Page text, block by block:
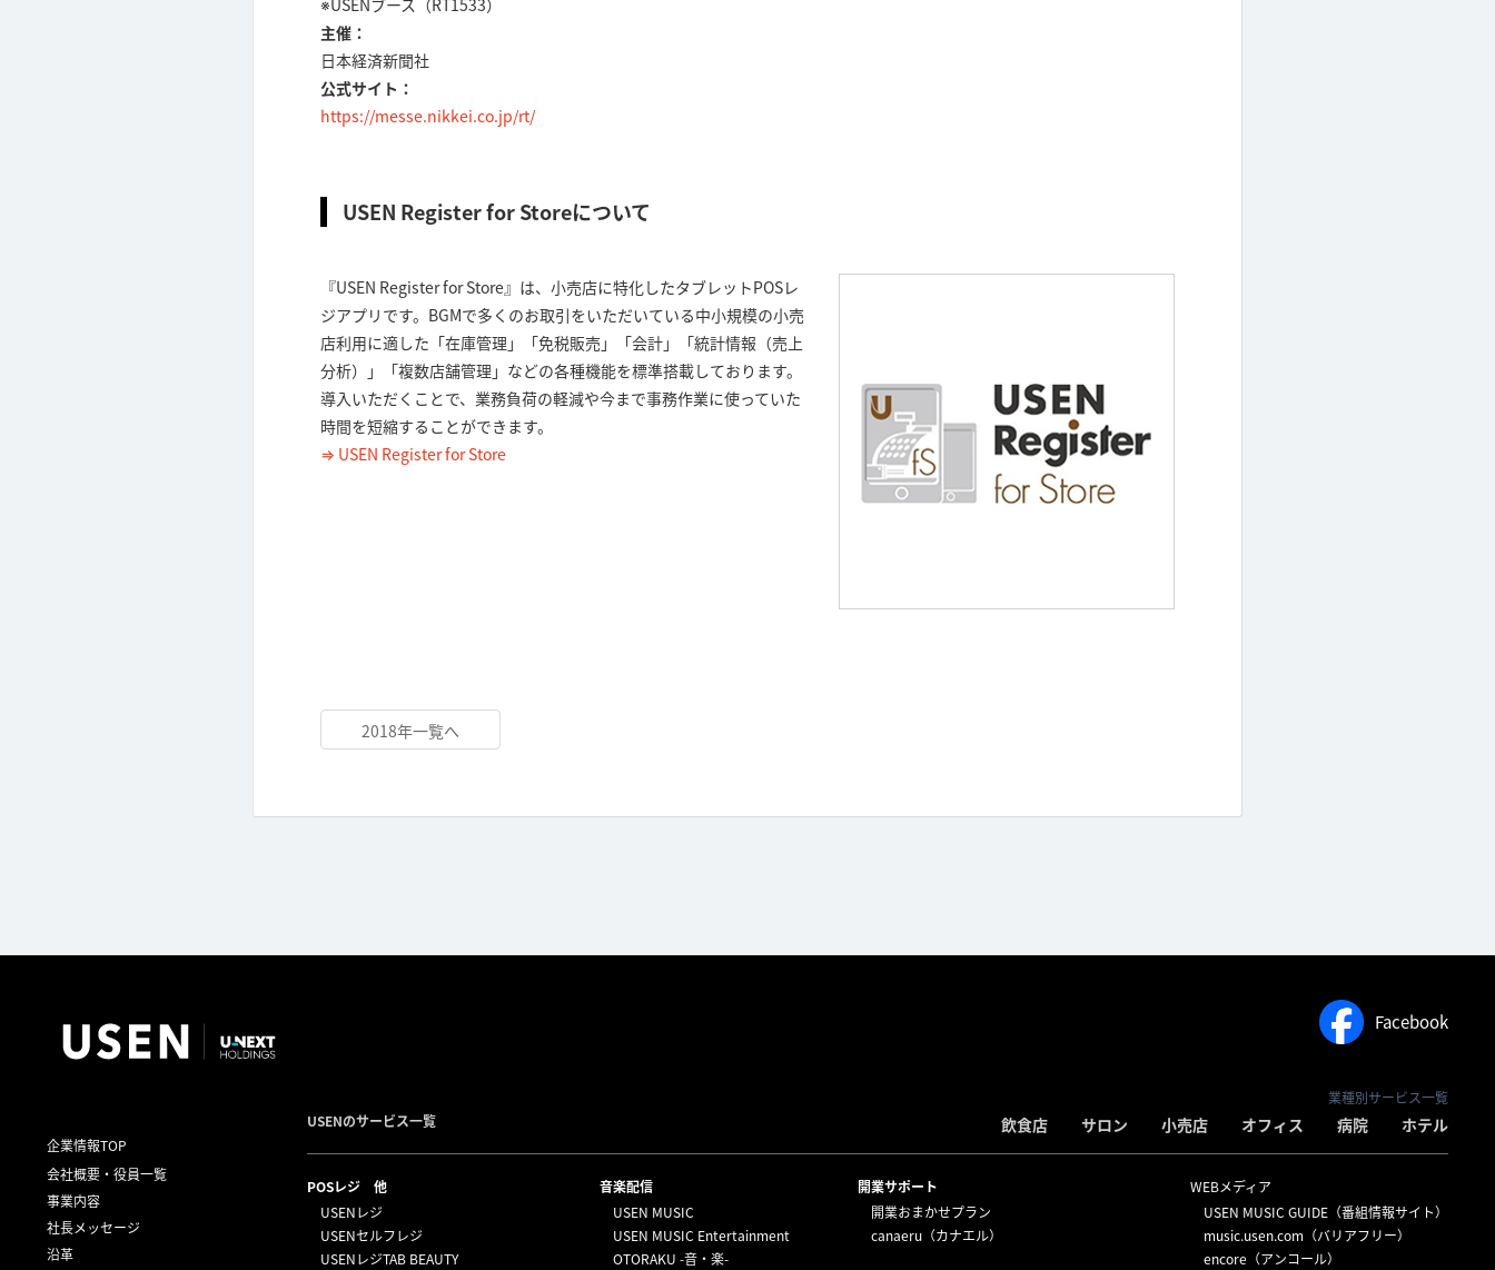
※USENブース（RT1533）
主催：
日本経済新聞社
公式サイト：
https://messe.nikkei.co.jp/rt/
USEN Register for Storeについて
『USEN Register for Store』は、小売店に特化したタブレットPOSレ
ジアプリです。BGMで多くのお取引をいただいている中小規模の小売
店利用に適した「在庫管理」「免税販売」「会計」「統計情報（売上
分析）」「複数店舗管理」などの各種機能を標準搭載しております。
導入いただくことで、業務負荷の軽減や今まで事務作業に使っていた
時間を短縮することができます。
⇒ USEN Register for Store
2018年一覧へ
Facebook
業種別サービス一覧
飲食店 サロン 小売店 オフィス 病院 ホテル
企業情報TOP
会社概要・役員一覧
事業内容
社長メッセージ
沿革
USENのサービス一覧
POSレジ 他
USENレジ
USENセルフレジ
USENレジTAB BEAUTY
⁩音楽配信
USEN MUSIC
USEN MUSIC Entertainment
OTORAKU -音・楽-
開業サポート
開業おまかせプラン
canaeru（カナエル）
WEBメディア
USEN MUSIC GUIDE（番組情報サイト）
music.usen.com（バリアフリー）
encore（アンコール）